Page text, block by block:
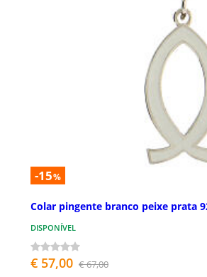
-15%
Colar pingente branco peixe prata
DISPONÍVEL
€ 57,00 € 67,00